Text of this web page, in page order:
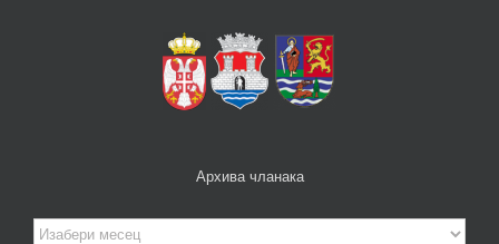
Архива чланака
Архива